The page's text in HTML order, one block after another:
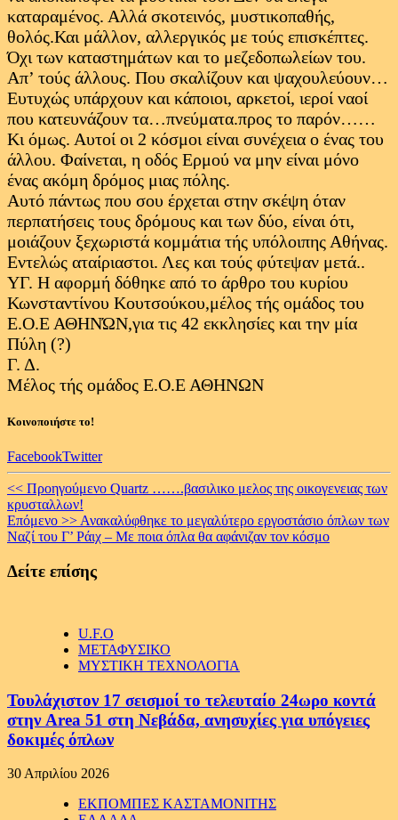
καταραμένος. Αλλά σκοτεινός, μυστικοπαθής,
θολός.Και μάλλον, αλλεργικός με τούς επισκέπτες.
Όχι των καταστημάτων και το μεζεδοπωλείων του.
Απ’ τούς άλλους. Που σκαλίζουν και ψαχουλεύουν…
Ευτυχώς υπάρχουν και κάποιοι, αρκετοί, ιεροί ναοί
που κατευνάζουν τα…πνεύματα.προς το παρόν……
Κι όμως. Αυτοί οι 2 κόσμοι είναι συνέχεια ο ένας του
άλλου. Φαίνεται, η οδός Ερμού να μην είναι μόνο
ένας ακόμη δρόμος μιας πόλης.
Αυτό πάντως που σου έρχεται στην σκέψη όταν
περπατήσεις τους δρόμους και των δύο, είναι ότι,
μοιάζουν ξεχωριστά κομμάτια τής υπόλοιπης Αθήνας.
Εντελώς αταίριαστοι. Λες και τούς φύτεψαν μετά..
ΥΓ. Η αφορμή δόθηκε από το άρθρο του κυρίου
Κωνσταντίνου Κουτσούκου,μέλος τής ομάδος του
Ε.Ο.Ε ΑΘΗΝΏΝ,για τις 42 εκκλησίες και την μία
Πύλη (?)
Γ. Δ.
Μέλος τής ομάδος Ε.Ο.Ε ΑΘΗΝΩΝ
Κοινοποιήστε το!
FacebookTwitter
Continue
Reading
<< Προηγούμενο Quartz …….βασιλικο μελος της οικογενειας των
κρυσταλλων!
Επόμενο >> Ανακαλύφθηκε το μεγαλύτερο εργοστάσιο όπλων των
Ναζί του Γ’ Ράιχ – Με ποια όπλα θα αφάνιζαν τον κόσμο
Δείτε επίσης
U.F.O
ΜΕΤΑΦΥΣΙΚΟ
ΜΥΣΤΙΚΗ ΤΕΧΝΟΛΟΓΙΑ
Τουλάχιστον 17 σεισμοί το τελευταίο 24ωρο κοντά
στην Area 51 στη Νεβάδα, ανησυχίες για υπόγειες
δοκιμές όπλων
30 Απριλίου 2026
ΕΚΠΟΜΠΕΣ ΚΑΣΤΑΜΟΝΙΤΗΣ